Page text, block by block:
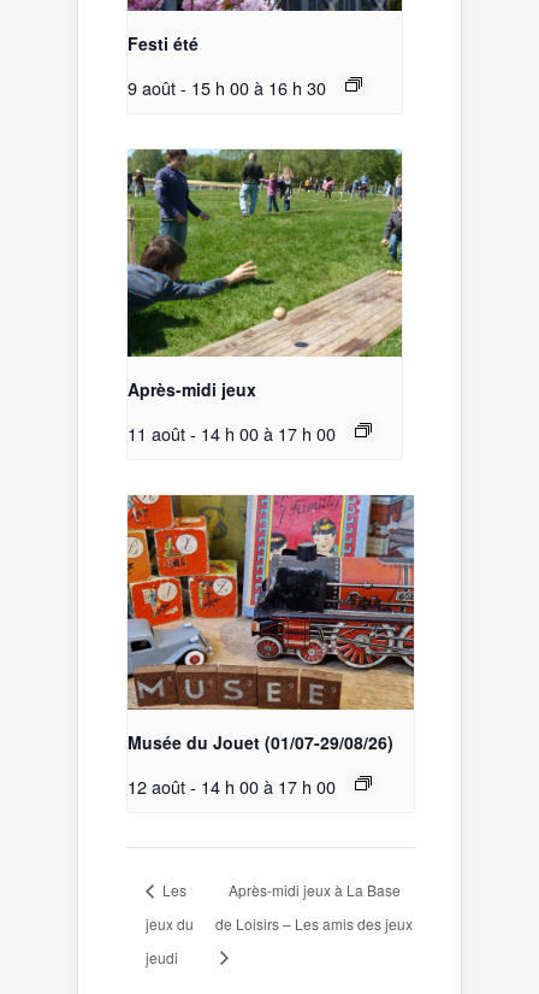
Festi été
9 août - 15 h 00à 16 h 30
Après-midi jeux
11 août - 14 h 00à 17 h 00
Musée du Jouet (01/07-29/08/26)
12 août - 14 h 00à 17 h 00
Les
jeux du
jeudi
Après-midi jeux à La Base
de Loisirs – Les amis des jeux